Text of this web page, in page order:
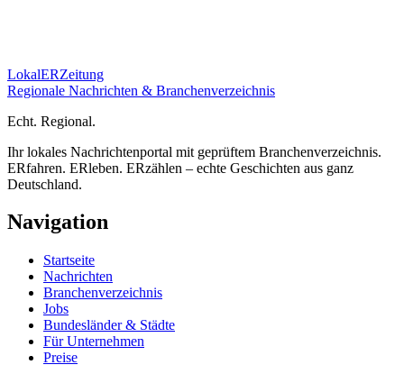
LokalERZeitung
Regionale Nachrichten & Branchenverzeichnis
Echt. Regional.
Ihr lokales Nachrichtenportal mit geprüftem Branchenverzeichnis.
ERfahren. ERleben. ERzählen – echte Geschichten aus ganz
Deutschland.
Navigation
Startseite
Nachrichten
Branchenverzeichnis
Jobs
Bundesländer & Städte
Für Unternehmen
Preise